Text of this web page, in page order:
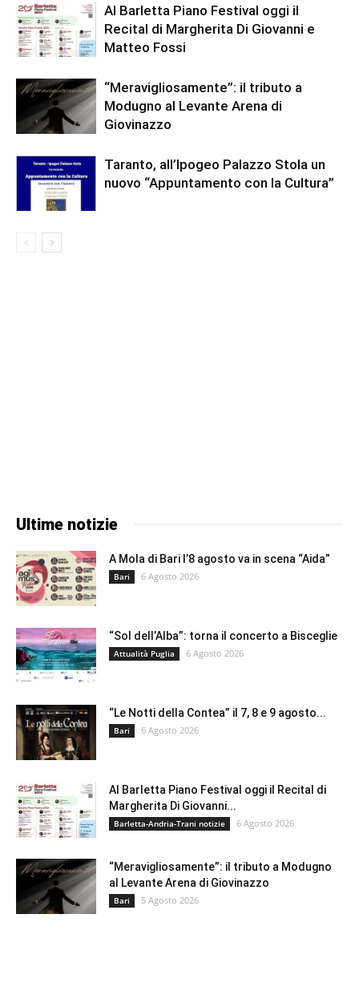
Al Barletta Piano Festival oggi il
Recital di Margherita Di Giovanni e
Matteo Fossi
“Meravigliosamente”: il tributo a
Modugno al Levante Arena di
Giovinazzo
Taranto, all’Ipogeo Palazzo Stola un
nuovo “Appuntamento con la Cultura”
Ultime notizie
A Mola di Bari l’8 agosto va in scena “Aida”
Bari 6 Agosto 2026
“Sol dell’Alba”: torna il concerto a Bisceglie
Attualità Puglia 6 Agosto 2026
“Le Notti della Contea” il 7, 8 e 9 agosto...
Bari 6 Agosto 2026
Al Barletta Piano Festival oggi il Recital di
Margherita Di Giovanni...
Barletta-Andria-Trani notizie 6 Agosto 2026
“Meravigliosamente”: il tributo a Modugno
al Levante Arena di Giovinazzo
Bari 5 Agosto 2026